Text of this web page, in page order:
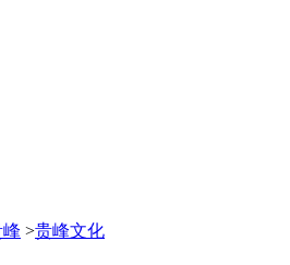
>贵峰文化